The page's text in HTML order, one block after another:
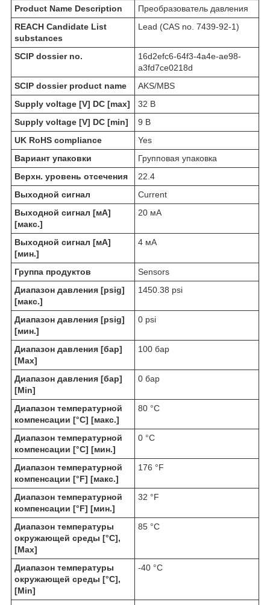
Product Name Description
Преобразователь давления
REACH Candidate List
substances
Lead (CAS no. 7439-92-1)
SCIP dossier no.
16d2efc6-64f3-4a4e-ae98-
a3fd7ce0218d
SCIP dossier product name
AKS/MBS
Supply voltage [V] DC [max]
32 В
Supply voltage [V] DC [min]
9 В
UK RoHS compliance
Yes
Вариант упаковки
Групповая упаковка
Верхн. уровень отсечения
22.4
Выходной сигнал
Current
Выходной сигнал [мА]
[макс.]
20 мА
Выходной сигнал [мА]
[мин.]
4 мА
Группа продуктов
Sensors
Диапазон давления [psig]
[макс.]
1450.38 psi
Диапазон давления [psig]
[мин.]
0 psi
Диапазон давления [бар]
[Max]
100 бар
Диапазон давления [бар]
[Min]
0 бар
Диапазон температурной
компенсации [°C] [макс.]
80 °C
Диапазон температурной
компенсации [°C] [мин.]
0 °C
Диапазон температурной
компенсации [°F] [макс.]
176 °F
Диапазон температурной
компенсации [°F] [мин.]
32 °F
Диапазон температуры
окружающей среды [°C],
[Max]
85 °C
Диапазон температуры
окружающей среды [°C],
[Min]
-40 °C